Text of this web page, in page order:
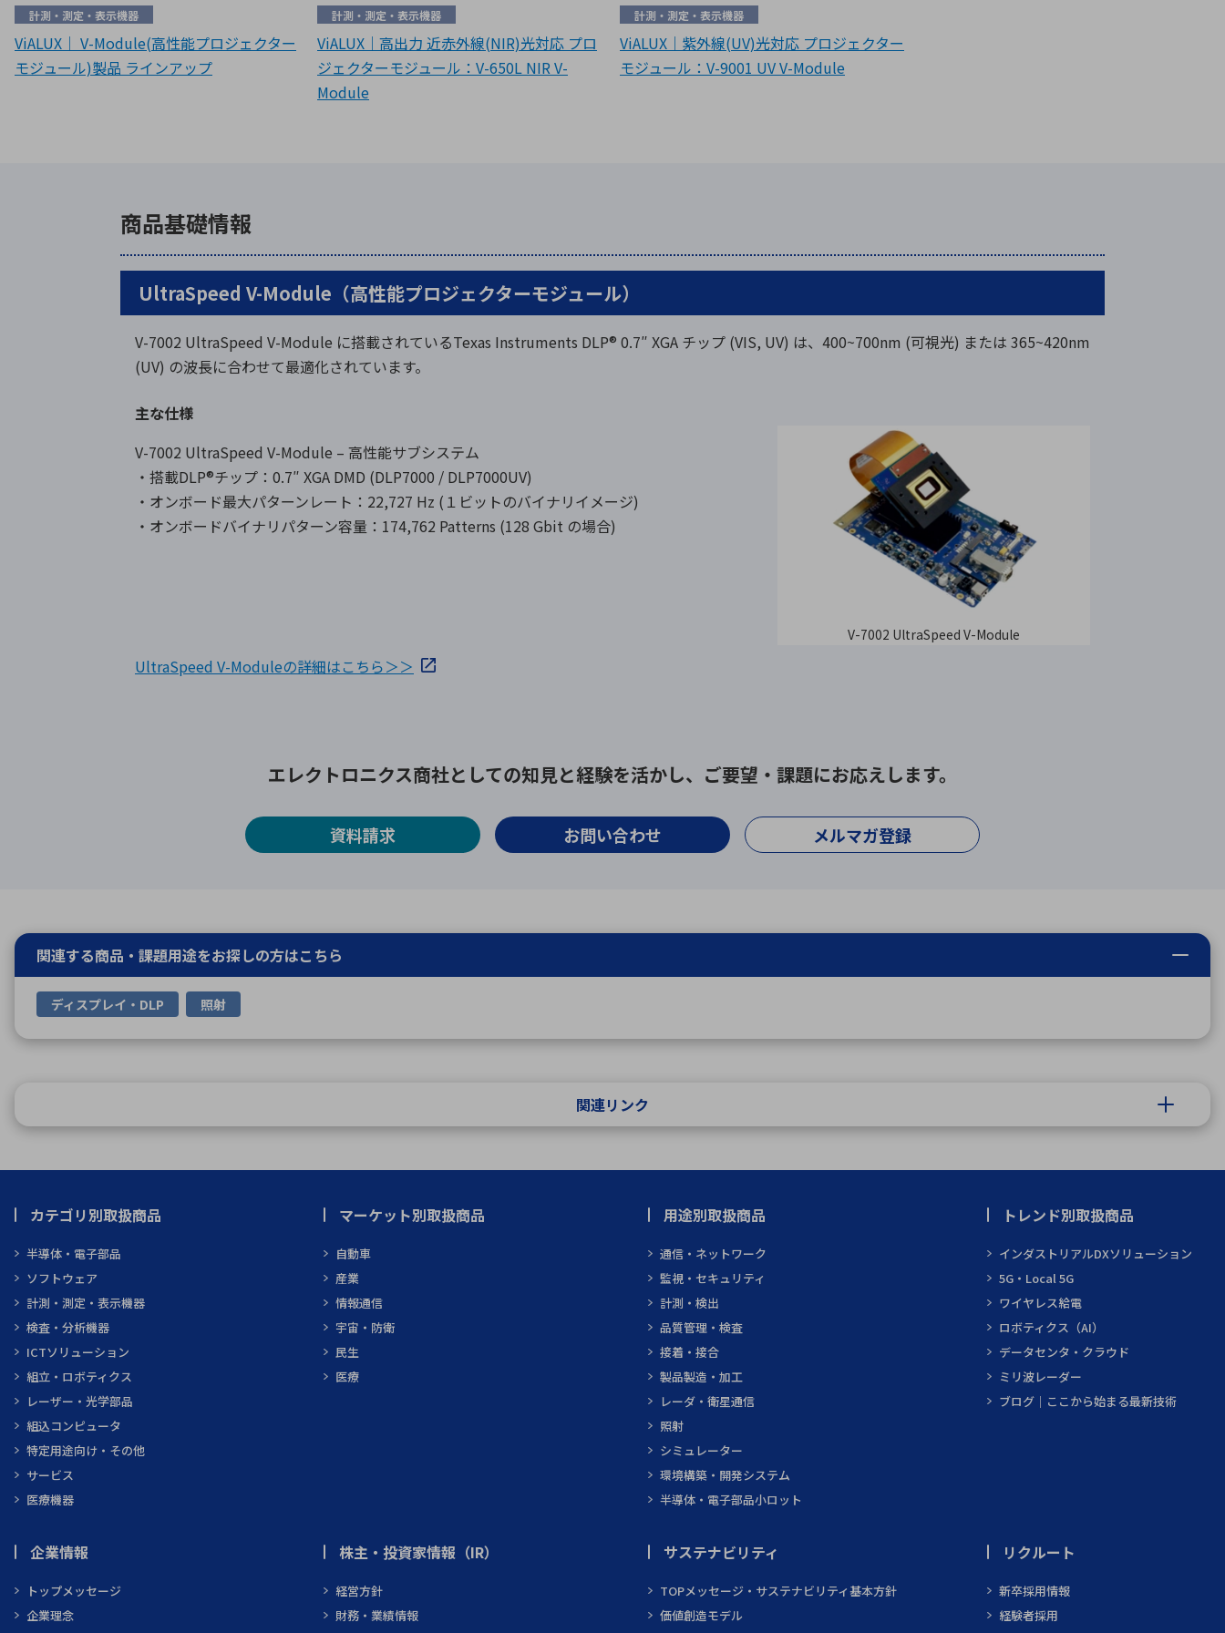
計測・測定・表示機器
ViALUX｜ V-Module(高性能プロジェクター
モジュール)製品 ラインアップ
計測・測定・表示機器
ViALUX｜高出力 近赤外線(NIR)光対応 プロ
ジェクターモジュール：V-650L NIR V-
Module
計測・測定・表示機器
ViALUX｜紫外線(UV)光対応 プロジェクター
モジュール：V-9001 UV V-Module
商品基礎情報
UltraSpeed V-Module（高性能プロジェクターモジュール）
V-7002 UltraSpeed V-Module に搭載されているTexas Instruments DLP® 0.7″ XGA チップ (VIS, UV) は、400~700nm (可視光) または 365~420nm
(UV) の波長に合わせて最適化されています。
主な仕様
V-7002 UltraSpeed V-Module
V-7002 UltraSpeed V-Module – 高性能サブシステム
・搭載DLP®チップ：0.7″ XGA DMD (DLP7000 / DLP7000UV)
・オンボード最大パターンレート：22,727 Hz (１ビットのバイナリイメージ)
・オンボードバイナリパターン容量：174,762 Patterns (128 Gbit の場合)
UltraSpeed V-Moduleの詳細はこちら＞＞
エレクトロニクス商社としての知見と経験を活かし、 ご要望・課題にお応えします。
資料請求 お問い合わせ メルマガ登録
関連する商品・課題用途をお探しの方はこちら
ディスプレイ・DLP 照射
関連リンク
カテゴリ別取扱商品
半導体・電子部品
ソフトウェア
計測・測定・表示機器
検査・分析機器
ICTソリューション
組立・ロボティクス
レーザー・光学部品
組込コンピュータ
特定用途向け・その他
サービス
医療機器
マーケット別取扱商品
自動車
産業
情報通信
宇宙・防衛
民生
医療
用途別取扱商品
通信・ネットワーク
監視・セキュリティ
計測・検出
品質管理・検査
接着・接合
製品製造・加工
レーダ・衛星通信
照射
シミュレーター
環境構築・開発システム
半導体・電子部品小ロット
トレンド別取扱商品
インダストリアルDXソリューション
5G・Local 5G
ワイヤレス給電
ロボティクス（AI）
データセンタ・クラウド
ミリ波レーダー
ブログ｜ここから始まる最新技術
企業情報
トップメッセージ
企業理念
株主・投資家情報（IR）
経営方針
財務・業績情報
サステナビリティ
TOPメッセージ・サステナビリティ基本方針
価値創造モデル
リクルート
新卒採用情報
経験者採用